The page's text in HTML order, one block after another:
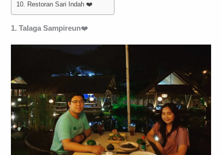
10. Restoran Sari Indah ❤️
1. Talaga Sampireun❤️